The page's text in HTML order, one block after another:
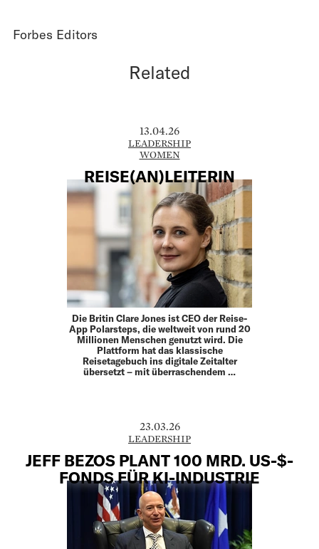
Forbes Editors
Related
13.04.26
LEADERSHIP
WOMEN
REISE(AN)LEITERIN
Die Britin Clare Jones ist CEO der Reise-
App Polarsteps, die weltweit von rund 20
Millionen Menschen genutzt wird. Die
Plattform hat das klassische
Reisetagebuch ins digitale Zeitalter
übersetzt – mit überraschendem …
23.03.26
LEADERSHIP
JEFF BEZOS PLANT 100 MRD. US-$-
FONDS FÜR KI-INDUSTRIE